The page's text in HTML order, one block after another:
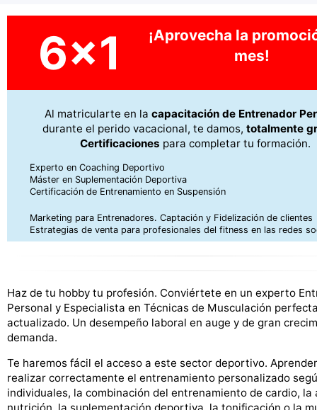
6x1
¡Aprovecha la
mes!
Al matricularte en lacapacitación de Entrenador
durante el perido vacacional, te damos,totalmente
Certificaciones para completar tu formación.
Experto en Coaching Deportivo
Máster en Suplementación Deportiva
Certificación de Entrenamiento en Suspensión
Marketing para Entrenadores. Captación y Fidelización de clientes
Estrategias de venta para profesionales del fitness en las redes
Haz de tu hobby tu profesión. Conviértete en un experto
Personal y Especialista en Técnicas de Musculación
actualizado. Un desempeño laboral en auge y de gran
demanda.
Te haremos fácil el acceso a este sector deportivo.
realizar correctamente el entrenamiento personalizado
individuales, la combinación del entrenamiento de cardio, la